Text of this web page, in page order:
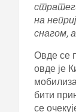
на
снагом,
Овде се
овде је
бити
се